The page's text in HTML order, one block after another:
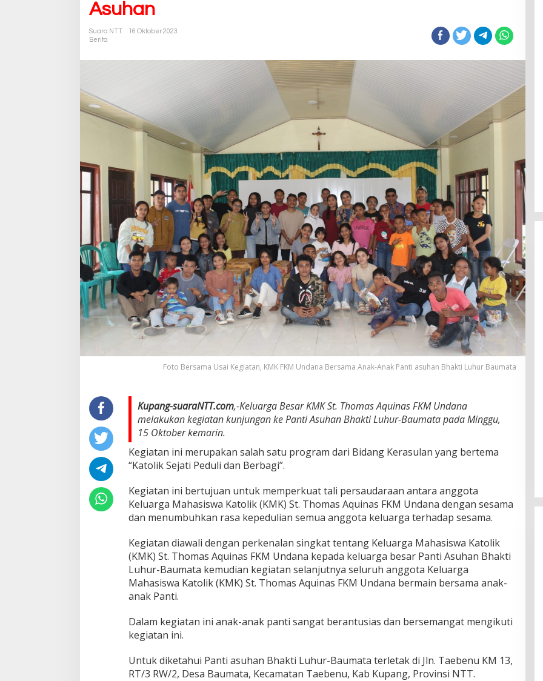
Asuhan
Suara NTT
16 Oktober 2023
Berita
Foto Bersama Usai Kegiatan, KMK FKM Undana Bersama Anak-Anak Panti asuhan Bhakti Luhur Baumata
Kupang-suaraNTT.com,-Keluarga Besar KMK St. Thomas Aquinas FKM Undana
melakukan kegiatan kunjungan ke Panti Asuhan Bhakti Luhur-Baumata pada Minggu,
15 Oktober kemarin.
Kegiatan ini merupakan salah satu program dari Bidang Kerasulan yang bertema
“Katolik Sejati Peduli dan Berbagi”.
Kegiatan ini bertujuan untuk memperkuat tali persaudaraan antara anggota
Keluarga Mahasiswa Katolik (KMK) St. Thomas Aquinas FKM Undana dengan sesama
dan menumbuhkan rasa kepedulian semua anggota keluarga terhadap sesama.
Kegiatan diawali dengan perkenalan singkat tentang Keluarga Mahasiswa Katolik
(KMK) St. Thomas Aquinas FKM Undana kepada keluarga besar Panti Asuhan Bhakti
Luhur-Baumata kemudian kegiatan selanjutnya seluruh anggota Keluarga
Mahasiswa Katolik (KMK) St. Thomas Aquinas FKM Undana bermain bersama anak-
anak Panti.
Dalam kegiatan ini anak-anak panti sangat berantusias dan bersemangat mengikuti
kegiatan ini.
Untuk diketahui Panti asuhan Bhakti Luhur-Baumata terletak di Jln. Taebenu KM 13,
RT/3 RW/2, Desa Baumata, Kecamatan Taebenu, Kab Kupang, Provinsi NTT.